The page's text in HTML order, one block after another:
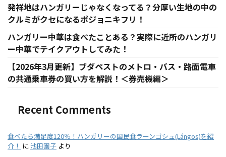
発祥地はハンガリーじゃなくなってる？分厚い生地の中の
クルミがクセになるポジョニキフリ！
ハンガリー中華は食べたことある？実際に近所のハンガリ
ー中華でテイクアウトしてみた！
【2026年3月更新】ブダペストのメトロ・バス・路面電車
の共通乗車券の買い方を解説！＜券売機編＞
Recent Comments
食べたら満足度120％！ハンガリーの国民食ラーンゴシュ(Lángos)を紹
介！ に池田園子 より